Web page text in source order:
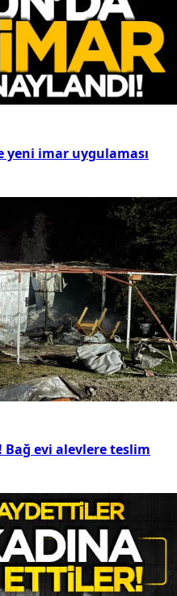
imar uygulaması
Bağ evi alevlere teslim